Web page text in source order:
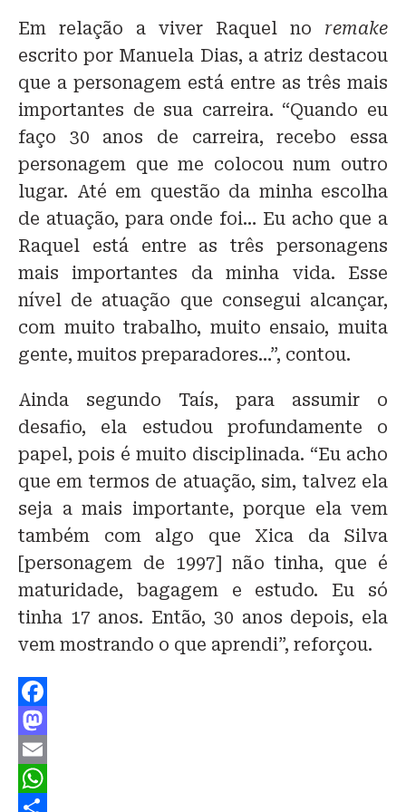
Em relação a viver Raquel no remake
escrito por Manuela Dias, a atriz destacou
que a personagem está entre as três mais
importantes de sua carreira. “Quando eu
faço 30 anos de carreira, recebo essa
personagem que me colocou num outro
lugar. Até em questão da minha escolha
de atuação, para onde foi… Eu acho que a
Raquel está entre as três personagens
mais importantes da minha vida. Esse
nível de atuação que consegui alcançar,
com muito trabalho, muito ensaio, muita
gente, muitos preparadores…”, contou.
Ainda segundo Taís, para assumir o
desafio, ela estudou profundamente o
papel, pois é muito disciplinada. “Eu acho
que em termos de atuação, sim, talvez ela
seja a mais importante, porque ela vem
também com algo que Xica da Silva
[personagem de 1997] não tinha, que é
maturidade, bagagem e estudo. Eu só
tinha 17 anos. Então, 30 anos depois, ela
vem mostrando o que aprendi”, reforçou.
F
a
c
e
M
a
s
E
m
W